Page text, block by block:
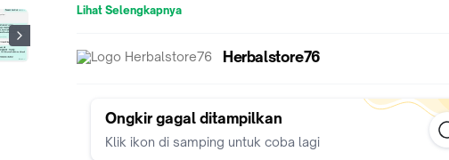
- Membantu Menyuburkan
- Membantu memperlancar Haid
Anjuran Minum :
1. Kocok madu zuriat dengan kekuatan sedang
2. Campurkan 1-2 sendok makan dengan 200 ml air ( ngelas
Lihat Selengkapnya
Herbalstore76
Ongkir gagal ditampilkan
Klik ikon di samping untuk coba lagi